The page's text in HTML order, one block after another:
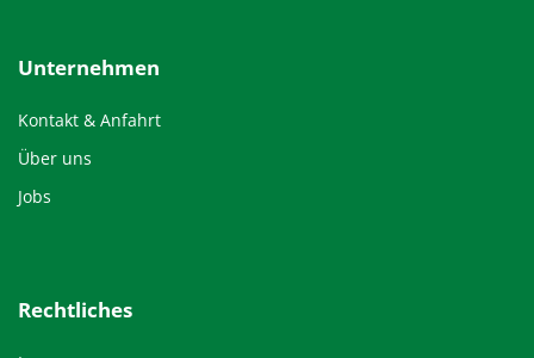
Unternehmen
Kontakt & Anfahrt
Über uns
Jobs
Rechtliches